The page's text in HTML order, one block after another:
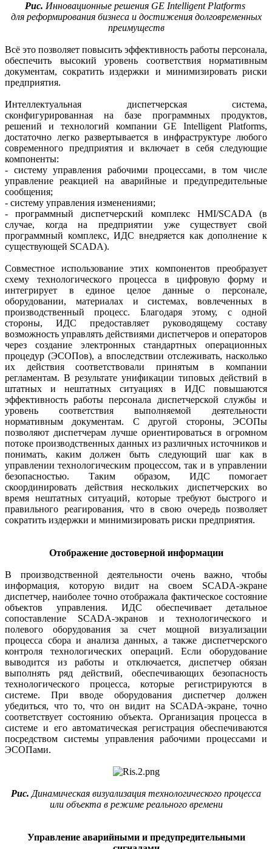
Рис. Инновационные решения GE Intelligent Platforms
для реформирования бизнеса и достижения долговременных
преимуществ
Всё это позволяет повысить эффективность работы персонала,
обеспечить высокий уровень соответствия нормативным
документам, сократить издержки и минимизировать риски
предприятия.
Интеллектуальная диспетчерская система,
сконфигурированная на базе программных продуктов,
решений и технологий компании GE Intelligent Platforms,
достаточно легко развертывается в инфраструктуре любого
современного предприятия и включает в себя следующие
компоненты:
- систему управления рабочими процессами, в том числе
управление реакцией на аварийные и предупредительные
сообщения;
- систему управления изменениями;
- программный диспетчерский комплекс HMI/SCADA (в
случае, когда на предприятии уже существует свой
программный комплекс, ИДС внедряется как дополнение к
существующей SCADA).
Совместное использование этих компонентов преобразует
схему технологического процесса в цифровую форму и
интегрирует в единое целое данные о персонале,
оборудовании, материалах и системах, вовлеченных в
производственный процесс. Благодаря этому, с одной
стороны, ИДС предоставляет руководящему составу
возможность управлять действиями диспетчеров и операторов
через создание электронных стандартных операционных
процедур (ЭСОПов), а впоследствии отслеживать, насколько
их действия соответствовали принятым в компании
регламентам. В результате унификации типовых действий в
штатных и нештатных ситуациях в ИДС повышаются
эффективность работы персонала диспетчерской службы и
уровень соответствия выполняемой деятельности
нормативным документам. С другой стороны, ЭСОПы
позволяют диспетчерам лучше ориентироваться в огромном
потоке производственных данных из различных источников и
понимать, каким должен быть следующий шаг как в
управлении технологическим процессом, так и в управлении
безопасностью. Таким образом, ИДС помогает
скоординировать действия нескольких диспетчерских во
время нештатных ситуаций, которые требуют быстрого и
правильного реагирования, что в свою очередь позволяет
сократить издержки и минимизировать риски предприятия.
Отображение достоверной информации
В производственной деятельности очень важно, чтобы
информация, которую видит на своем SCADA-экране
диспетчер, наиболее точно отображала фактическое состояние
объектов управления. ИДС обеспечивает детальное
сопоставление SCADA-экранов и технологического и
полевого оборудования за счет мощной визуализации
процесса сбора и анализа данных, а также диспетчерского
контроля технологических операций. Если оборудование
выводится из работы и отключается, диспетчер обязан
выполнять ряд действий, обеспечивающих безопасность
технологического процесса, которые регистрируются в
системе. При вводе оборудования диспетчер должен
убедиться, что то, что он видит на SCADA-экране, точно
соответствует состоянию объекта. Организация процесса в
системе и его автоматическая регистрация обеспечиваются
посредством системы управления рабочими процессами и
ЭСОПами.
Рис. Динамическая визуализация технологического процесса
или объекта в режиме реального времени
Управление аварийными и предупредительными